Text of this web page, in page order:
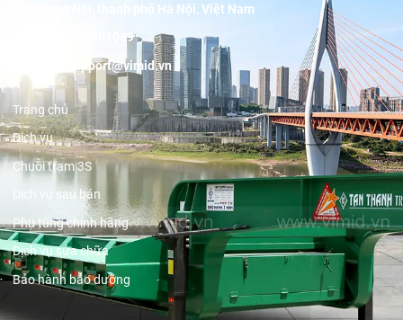
Dương Nội, thành phố Hà Nội, Việt Nam
19001089
support@vimid.vn
Trang chủ
Dịch vụ
Chuỗi trạm 3S
Dịch vụ sau bán
Phụ tùng chính hãng
Dịch vụ sửa chữa
Bảo hành bảo dưỡng